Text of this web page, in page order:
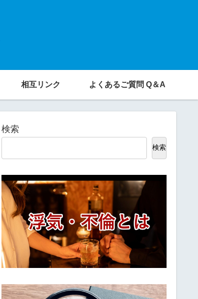
相互リンク よくあるご質問 Q＆A
検索
検索